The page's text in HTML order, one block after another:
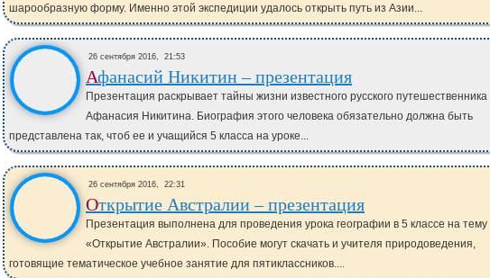
шарообразную форму. Именно этой экспедиции удалось открыть путь из Азии...
26 сентября 2016, 21:53
Афанасий Никитин – презентация
Презентация раскрывает тайны жизни известного русского путешественника
Афанасия Никитина. Биография этого человека обязательно должна быть
представлена так, чтоб ее и учащийся 5 класса на уроке...
26 сентября 2016, 22:31
Открытие Австралии – презентация
Презентация выполнена для проведения урока географии в 5 классе на тему
«Открытие Австралии». Пособие могут скачать и учителя природоведения,
готовящие тематическое учебное занятие для пятиклассников....